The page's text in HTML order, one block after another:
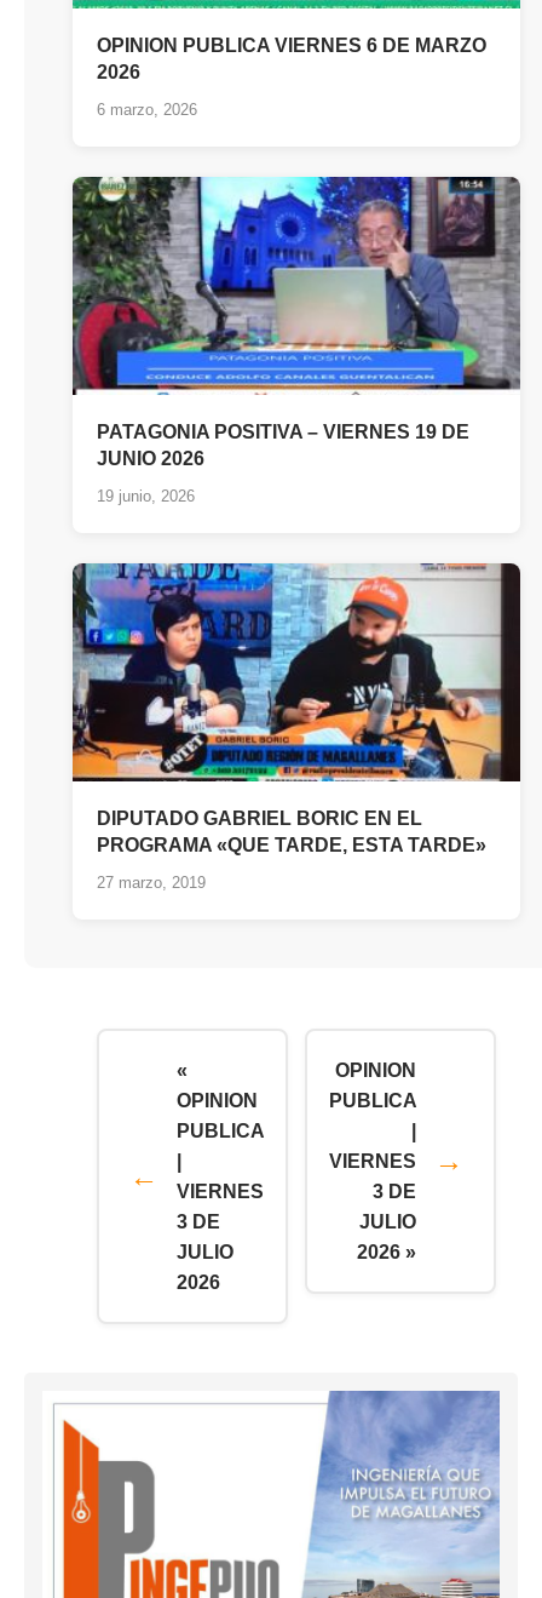
OPINION PUBLICA VIERNES 6 DE MARZO
2026
6 marzo, 2026
PATAGONIA POSITIVA – VIERNES 19 DE
JUNIO 2026
19 junio, 2026
DIPUTADO GABRIEL BORIC EN EL
PROGRAMA «QUE TARDE, ESTA TARDE»
27 marzo, 2019
«
OPINION
PUBLICA
VIERNES
3 DE
JULIO
2026
OPINION
PUBLICA
VIERNES
3 DE
JULIO
2026 »